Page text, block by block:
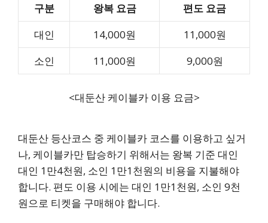
구분 왕복 요금
편도 요금
대인
14,000원
11,000원
소인
11,000원 9,000원
<대둔산 케이블카 이용 요금>
대둔산 등산코스 중 케이블카 코스를 이용하고 싶거
나, 케이블카만 탑승하기 위해서는 왕복 기준 대인
대인 1만4천원, 소인 1만1천원의 비용을 지불해야
합니다. 편도 이용 시에는 대인 1만1천원, 소인 9천
원으로 티켓을 구매해야 합니다.